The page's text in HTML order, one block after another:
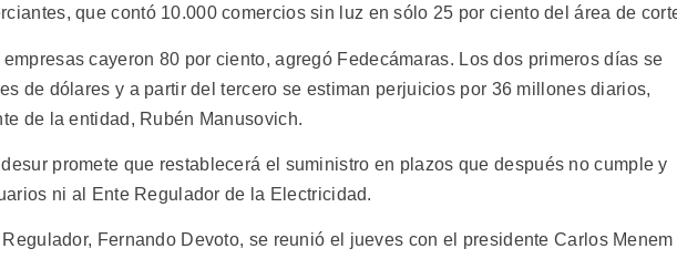
que contó 10.000 comercios sin luz en sólo 25 por ciento del área de
empresas cayeron 80 por ciento, agregó Fedecámaras. Los dos primeros días se
de dólares y a partir del tercero se estiman perjuicios por 36 millones diarios,
de la entidad, Rubén Manusovich.
promete que restablecerá el suministro en plazos que después no cumple y
ni al Ente Regulador de la Electricidad.
Fernando Devoto, se reunió el jueves con el presidente Carlos Menem